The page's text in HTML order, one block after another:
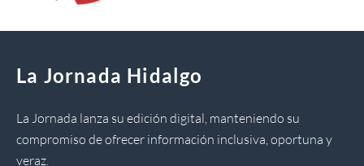
La Jornada Hidalgo
La Jornada lanza su edición digital, manteniendo su
compromiso de ofrecer información inclusiva, oportuna y
veraz.